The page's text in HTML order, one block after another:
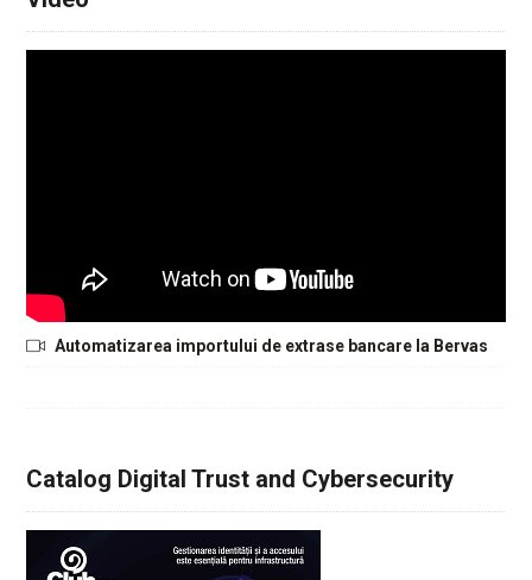
Automatizarea importului de extrase bancare la Bervas
Catalog Digital Trust and Cybersecurity